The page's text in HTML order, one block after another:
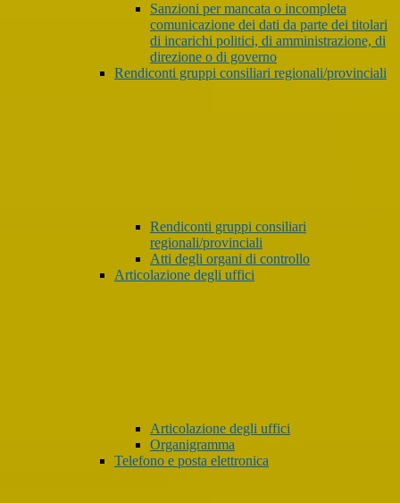
Sanzioni per mancata o incompleta
comunicazione dei dati da parte dei titolari
di incarichi politici, di amministrazione, di
direzione o di governo
Rendiconti gruppi consiliari regionali/provinciali
Rendiconti gruppi consiliari
regionali/provinciali
Atti degli organi di controllo
Articolazione degli uffici
Articolazione degli uffici
Organigramma
Telefono e posta elettronica